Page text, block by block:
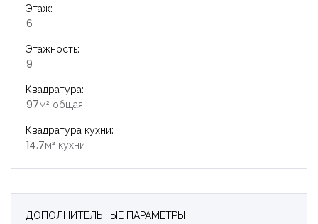
Этаж:
6
Этажность:
9
Квадратура:
97м² общая
Квадратура кухни:
14.7м² кухни
ДОПОЛНИТЕЛЬНЫЕ ПАРАМЕТРЫ